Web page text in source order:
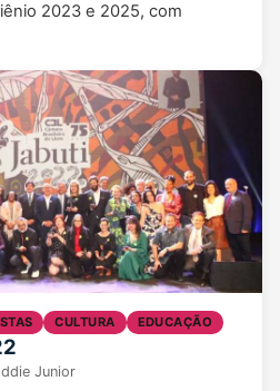
2023 e 2025, com
CULTURA EDUCAÇÃO
Junior